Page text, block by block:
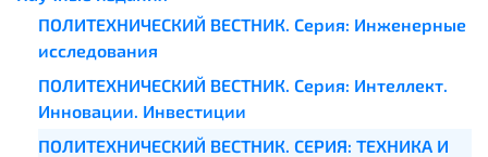
ПОЛИТЕХНИЧЕСКИЙ ВЕСТНИК. Серия: Инженерные
исследования
ПОЛИТЕХНИЧЕСКИЙ ВЕСТНИК. Серия: Интеллект.
Инновации. Инвестиции
ПОЛИТЕХНИЧЕСКИЙ ВЕСТНИК. СЕРИЯ: ТЕХНИКА И